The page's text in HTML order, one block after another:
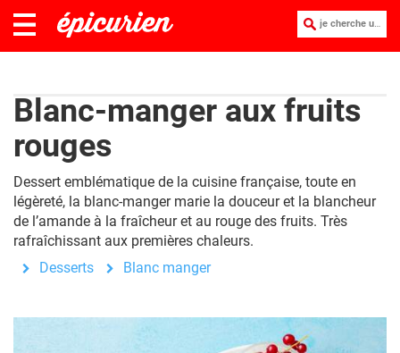
je cherche une recette :
Blanc-manger aux fruits
rouges
Dessert emblématique de la cuisine française, toute en
légèreté, la blanc-manger marie la douceur et la blancheur
de l’amande à la fraîcheur et au rouge des fruits. Très
rafraîchissant aux premières chaleurs.
Desserts
Blanc manger